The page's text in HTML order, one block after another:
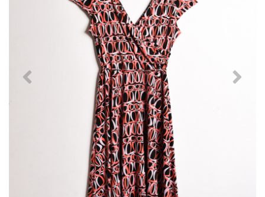
Previous Next